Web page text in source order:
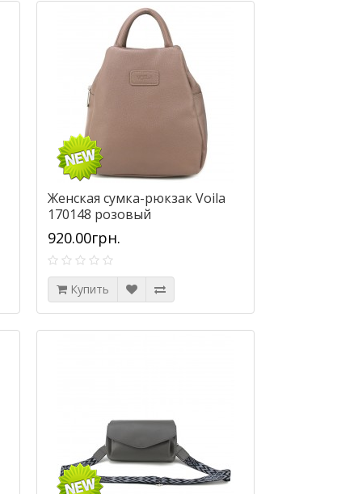
Женская сумка-рюкзак Voila
170148 розовый
920.00грн.
Купить